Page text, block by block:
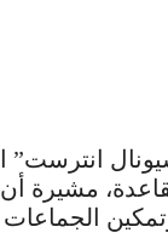
انترست”
الجماعات